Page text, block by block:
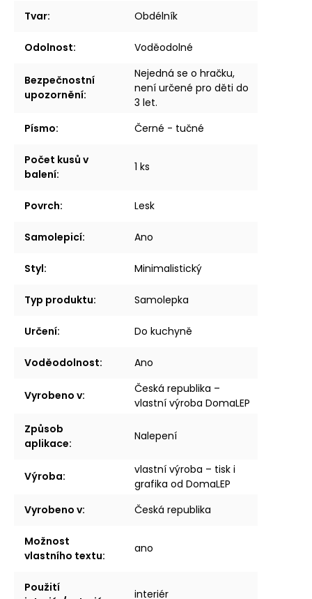
Tvar: Obdélník
Odolnost: Voděodolné
Bezpečnostní
upozornění:
Nejedná se o hračku,
není určené pro děti do
3 let.
Písmo: Černé - tučné
Počet kusů v
balení:
1 ks
Povrch: Lesk
Samolepicí: Ano
Styl: Minimalistický
Typ produktu: Samolepka
Určení: Do kuchyně
Voděodolnost: Ano
Vyrobeno v:
Česká republika –
vlastní výroba DomaLEP
Způsob
aplikace:
Nalepení
Výroba:
vlastní výroba – tisk i
grafika od DomaLEP
Vyrobeno v: Česká republika
Možnost
vlastního textu:
ano
Použití
interiér